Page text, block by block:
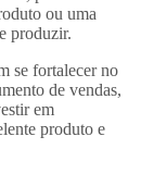
ou uma
produzir.
se fortalecer no
de vendas,
em
produto e